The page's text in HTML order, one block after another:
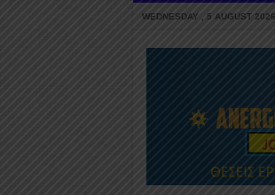
WEDNESDAY , 5 AUGUST 2026